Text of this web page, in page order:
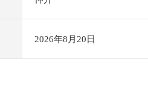
2026年8月20日